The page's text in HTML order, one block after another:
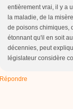
entièrement vrai, il y a
la maladie, de la
de poisons chimiques,
étonnant qu'il en soit
décennies, peut
législateur considère
Répondre